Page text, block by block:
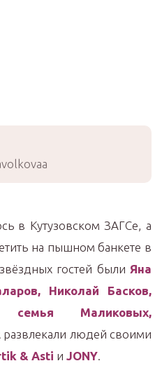
в Кутузовском ЗАГСе, а
на пышном банкете в
гостей были Яна
Николай Басков,
семья Маликовых,
развлекали людей своими
& Asti и JONY.